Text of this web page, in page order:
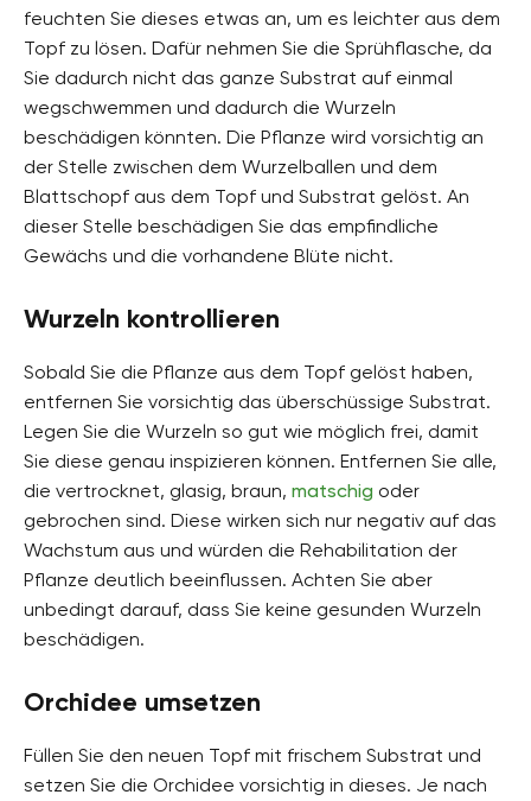
feuchten Sie dieses etwas an, um es leichter aus dem
Topf zu lösen. Dafür nehmen Sie die Sprühflasche, da
Sie dadurch nicht das ganze Substrat auf einmal
wegschwemmen und dadurch die Wurzeln
beschädigen könnten. Die Pflanze wird vorsichtig an
der Stelle zwischen dem Wurzelballen und dem
Blattschopf aus dem Topf und Substrat gelöst. An
dieser Stelle beschädigen Sie das empfindliche
Gewächs und die vorhandene Blüte nicht.
Wurzeln kontrollieren
Sobald Sie die Pflanze aus dem Topf gelöst haben,
entfernen Sie vorsichtig das überschüssige Substrat.
Legen Sie die Wurzeln so gut wie möglich frei, damit
Sie diese genau inspizieren können. Entfernen Sie alle,
die vertrocknet, glasig, braun, matschig oder
gebrochen sind. Diese wirken sich nur negativ auf das
Wachstum aus und würden die Rehabilitation der
Pflanze deutlich beeinflussen. Achten Sie aber
unbedingt darauf, dass Sie keine gesunden Wurzeln
beschädigen.
Orchidee umsetzen
Füllen Sie den neuen Topf mit frischem Substrat und
setzen Sie die Orchidee vorsichtig in dieses. Je nach